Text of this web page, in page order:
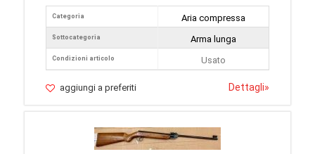
Categoria
Sottocategoria
Condizioni articolo
Aria compressa
Arma lunga
Usato
aggiungi a preferiti Dettagli»